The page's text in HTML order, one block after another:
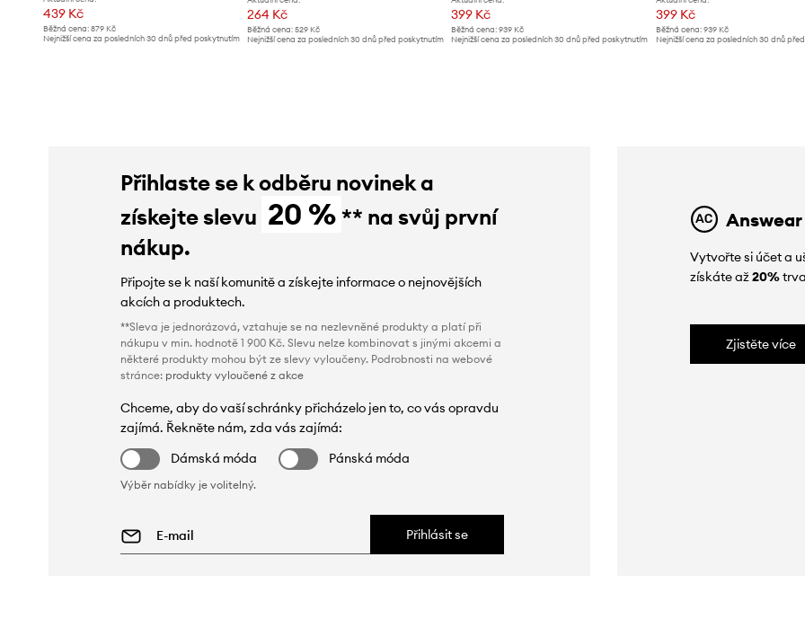
439 Kč
Běžná cena: 879 Kč
Nejnižší cena za posledních 30 dnů před poskytnutím
264 Kč
Běžná cena:529 Kč
Nejnižší cena za posledních 30 dnů před poskytnutím
399 Kč
Běžná cena: 939 Kč
Nejnižší cena za posledních 30 dnů před poskytnutím
399 Kč
Běžná cena: 939 Kč
Nejnižší cena za posledních 30 dnů
Přihlaste se k odběru novinek a
získejte slevu 20 % ** na svůj první
nákup.
Připojte se k naší komunitě a získejte informace o nejnovějších
akcích a produktech.
**Sleva je jednorázová, vztahuje se na nezlevněné produkty a platí při
nákupu v min. hodnotě 1 900 Kč. Slevu nelze kombinovat s jinými akcemi a
některé produkty mohou být ze slevy vyloučeny. Podrobnosti na webové
stránce: produkty vyloučené z akce
Chceme, aby do vaší schránky přicházelo jen to, co vás opravdu
zajímá. Řekněte nám, zda vás zajímá:
Dámská móda
Pánská móda
Výběr nabídky je volitelný.
Přihlásit se
Vytvořte si účet a
získáte až20%
Zjistěte více